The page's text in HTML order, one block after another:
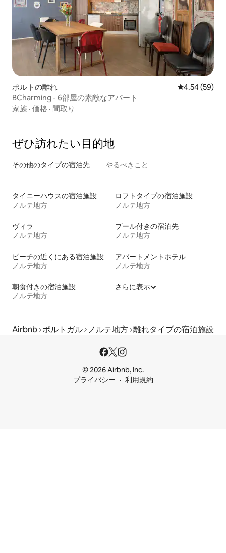
ポルトの離れ レビュー59
4.54 (59)
BCharming - 6部屋の素敵なアパート
家族 · 価格 · 間取り
ぜひ訪⁠れ⁠た⁠い目⁠的⁠地
その他のタ⁠イ⁠プ⁠の宿⁠泊⁠先 やるべきこと
タイニーハウスの宿泊施設
ノルテ地方
ロフトタイプの宿泊施設
ノルテ地方
ヴィラ
ノルテ地方
プール付きの宿泊先
ノルテ地方
ビーチの近くにある宿泊施設
ノルテ地方
アパートメントホテル
ノルテ地方
朝食付きの宿泊施設
ノルテ地方
さらに表示
Airbnb ポルトガル ノルテ地方 離れタイプの宿泊施設
© 2026 Airbnb, Inc.
プライバシー
利用規約